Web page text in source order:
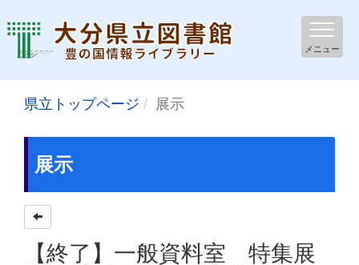
メニュー
県立トップページ 展示
展示
【終了】一般資料室 特集展